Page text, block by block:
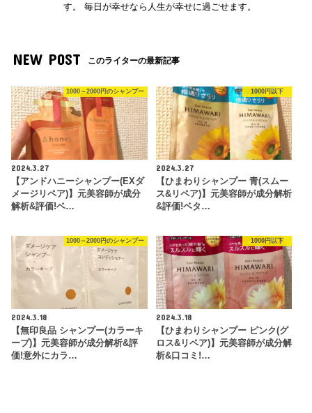
す。 毎日が幸せなら人生が幸せに過ごせます。
NEW POST このライターの最新記事
1000～2000円のシャンプー
2024.3.27
【アンドハニーシャンプー(EXダ
メージリペア)】元美容師が成分
解析&評価!ベ…
1000円以下
2024.3.27
【ひまわりシャンプー 青(スムー
ス&リペア)】元美容師が成分解析
&評価!ベタ…
1000～2000円のシャンプー
2024.3.18
【無印良品 シャンプー(カラーキ
ープ)】元美容師が成分解析&評
価!意外にカラ…
1000円以下
2024.3.18
【ひまわりシャンプー ピンク(グ
ロス&リペア)】元美容師が成分解
析&口コミ!…